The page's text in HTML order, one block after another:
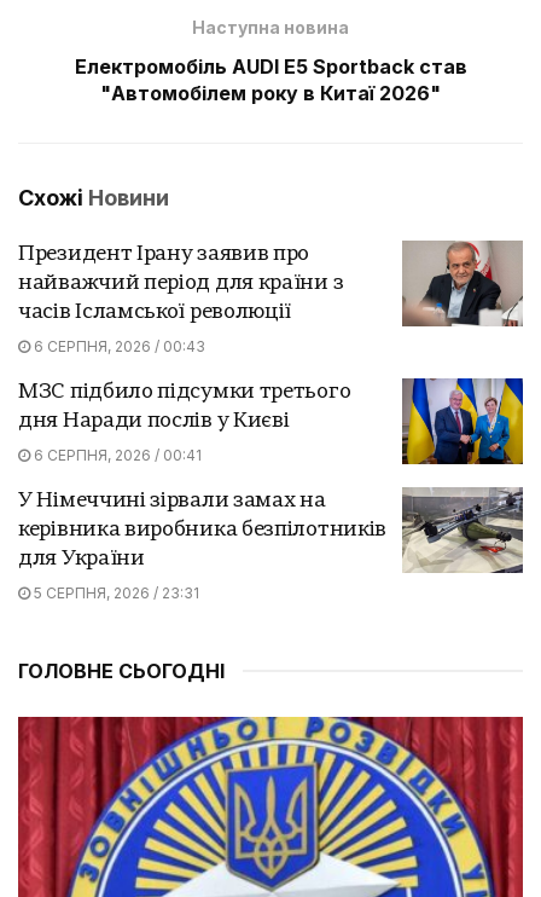
Наступна новина
Електромобіль AUDI E5 Sportback став
"Автомобілем року в Китаї 2026"
Схожі Новини
Президент Ірану заявив про
найважчий період для країни з
часів Ісламської революції
6 СЕРПНЯ, 2026 / 00:43
МЗС підбило підсумки третього
дня Наради послів у Києві
6 СЕРПНЯ, 2026 / 00:41
У Німеччині зірвали замах на
керівника виробника безпілотників
для України
5 СЕРПНЯ, 2026 / 23:31
ГОЛОВНЕ СЬОГОДНІ